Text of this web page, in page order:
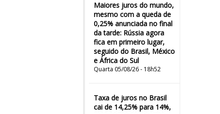
Maiores juros do mundo,
mesmo com a queda de
0,25% anunciada no final
da tarde: Rússia agora
fica em primeiro lugar,
seguido do Brasil, México
e África do Sul
Quarta 05/08/26 - 18h52
Taxa de juros no Brasil
cai de 14,25% para 14%,